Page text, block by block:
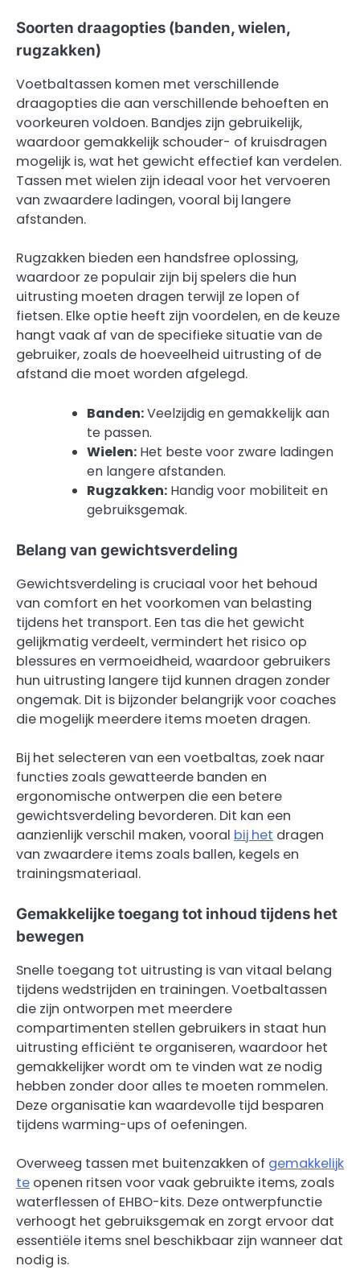
Soorten draagopties (banden, wielen,
rugzakken)
Voetbaltassen komen met verschillende
draagopties die aan verschillende behoeften en
voorkeuren voldoen. Bandjes zijn gebruikelijk,
waardoor gemakkelijk schouder- of kruisdragen
mogelijk is, wat het gewicht effectief kan verdelen.
Tassen met wielen zijn ideaal voor het vervoeren
van zwaardere ladingen, vooral bij langere
afstanden.
Rugzakken bieden een handsfree oplossing,
waardoor ze populair zijn bij spelers die hun
uitrusting moeten dragen terwijl ze lopen of
fietsen. Elke optie heeft zijn voordelen, en de keuze
hangt vaak af van de specifieke situatie van de
gebruiker, zoals de hoeveelheid uitrusting of de
afstand die moet worden afgelegd.
Banden:Veelzijdig en gemakkelijk aan
te passen.
Wielen: Het beste voor zware ladingen
en langere afstanden.
Rugzakken: Handig voor mobiliteit en
gebruiksgemak.
Belang van gewichtsverdeling
Gewichtsverdeling is cruciaal voor het behoud
van comfort en het voorkomen van belasting
tijdens het transport. Een tas die het gewicht
gelijkmatig verdeelt, vermindert het risico op
blessures en vermoeidheid, waardoor gebruikers
hun uitrusting langere tijd kunnen dragen zonder
ongemak. Dit is bijzonder belangrijk voor coaches
die mogelijk meerdere items moeten dragen.
Bij het selecteren van een voetbaltas, zoek naar
functies zoals gewatteerde banden en
ergonomische ontwerpen die een betere
gewichtsverdeling bevorderen. Dit kan een
aanzienlijk verschil maken, vooral bij het dragen
van zwaardere items zoals ballen, kegels en
trainingsmateriaal.
Gemakkelijke toegang tot inhoud tijdens het
bewegen
Snelle toegang tot uitrusting is van vitaal belang
tijdens wedstrijden en trainingen. Voetbaltassen
die zijn ontworpen met meerdere
compartimenten stellen gebruikers in staat hun
uitrusting efficiënt te organiseren, waardoor het
gemakkelijker wordt om te vinden wat ze nodig
hebben zonder door alles te moeten rommelen.
Deze organisatie kan waardevolle tijd besparen
tijdens warming-ups of oefeningen.
Overweeg tassen met buitenzakken of gemakkelijk
te openen ritsen voor vaak gebruikte items, zoals
waterflessen of EHBO-kits. Deze ontwerpfunctie
verhoogt het gebruiksgemak en zorgt ervoor dat
essentiële items snel beschikbaar zijn wanneer dat
nodig is.